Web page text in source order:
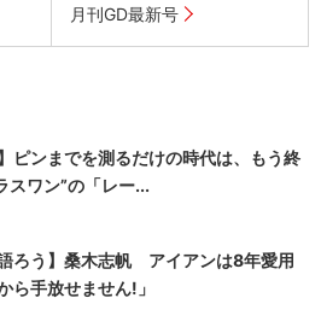
月刊GD最新号
ピンまでを測るだけの時代は、もう終
ワン”の「レー...
語ろう】桑木志帆 アイアンは8年愛用
ら手放せません!」